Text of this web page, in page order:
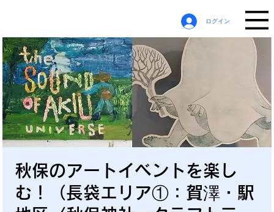
ログイン
秋保のアートイベントを楽し
む！（長袋エリア①：賀澤・駅